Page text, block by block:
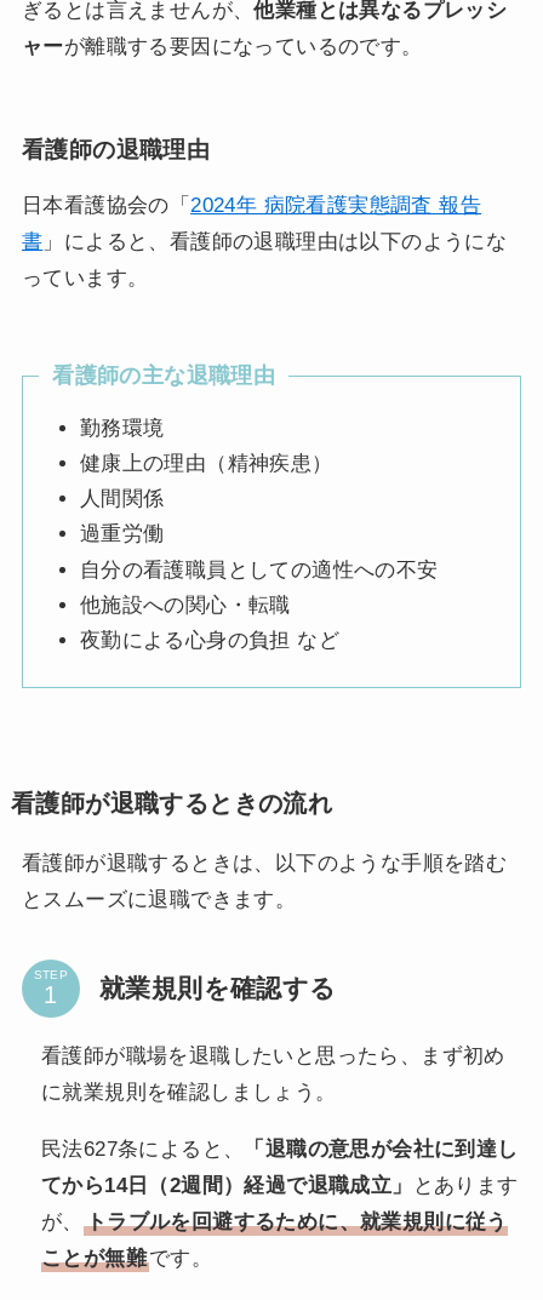
ぎるとは言えませんが、他業種とは異なるプレッシ
ャーが離職する要因になっているのです。
看護師の退職理由
日本看護協会の「2024年 病院看護実態調査 報告
書 」によると、看護師の退職理由は以下のようにな
っています。
看護師の主な退職理由
勤務環境
健康上の理由（精神疾患）
人間関係
過重労働
自分の看護職員としての適性への不安
他施設への関心・転職
夜勤による心身の負担 など
看護師が退職するときの流れ
看護師が退職するときは、以下のような手順を踏む
とスムーズに退職できます。
STEP 就業規則を確認する
看護師が職場を退職したいと思ったら、まず初め
に就業規則を確認しましょう。
民法627条によると、
「退職の意思が会社に到達し
てから14日（2週間）経過で退職成立」
とあります
が、
トラブルを回避するために、就業規則に従う
ことが無難です。